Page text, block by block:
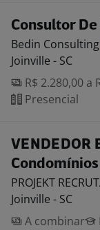
Consultor De
Bedin Consulting
Joinville - SC
R$ 2.280,00 a
Presencial
VENDEDOR
Condomínios
PROJEKT
Joinville - SC
A combinar